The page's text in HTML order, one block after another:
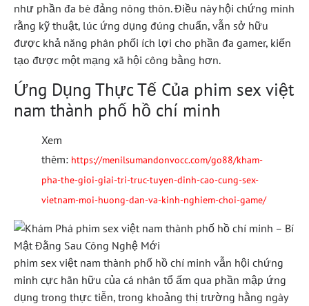
như phần đa bè đảng nông thôn. Điều này hội chứng minh
rằng kỹ thuật, lúc ứng dụng đúng chuẩn, vẫn sở hữu
được khả năng phân phối ích lợi cho phần đa gamer, kiến
tạo được một mạng xã hội công bằng hơn.
Ứng Dụng Thực Tế Của phim sex việt
nam thành phố hồ chí minh
Xem
thêm: https://menilsumandonvocc.com/go88/kham-
pha-the-gioi-giai-tri-truc-tuyen-dinh-cao-cung-sex-
vietnam-moi-huong-dan-va-kinh-nghiem-choi-game/
phim sex việt nam thành phố hồ chí minh vẫn hội chứng
minh cực hãn hữu của cá nhân tổ ấm qua phần mập ứng
dụng trong thực tiễn, trong khoảng thị trường hằng ngày